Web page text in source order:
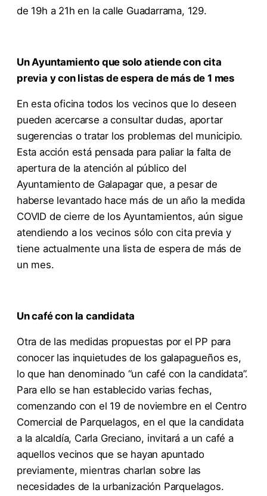
de 19h a 21h en la calle Guadarrama, 129.
Un Ayuntamiento que solo atiende con cita
previa y con listas de espera de más de 1 mes
En esta oficina todos los vecinos que lo deseen
pueden acercarse a consultar dudas, aportar
sugerencias o tratar los problemas del municipio.
Esta acción está pensada para paliar la falta de
apertura de la atención al público del
Ayuntamiento de Galapagar que, a pesar de
haberse levantado hace más de un año la medida
COVID de cierre de los Ayuntamientos, aún sigue
atendiendo a los vecinos sólo con cita previa y
tiene actualmente una lista de espera de más de
un mes.
Un café con la candidata
Otra de las medidas propuestas por el PP para
conocer las inquietudes de los galapagueños es,
lo que han denominado “un café con la candidata”.
Para ello se han establecido varias fechas,
comenzando con el 19 de noviembre en el Centro
Comercial de Parquelagos, en el que la candidata
a la alcaldía, Carla Greciano, invitará a un café a
aquellos vecinos que se hayan apuntado
previamente, mientras charlan sobre las
necesidades de la urbanización Parquelagos.